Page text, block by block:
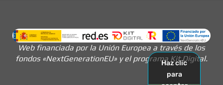
Web financiada por la Unión Europea a través de los
fondos «NextGenerationEU» y el programa Kit Digital.
Haz clic
para